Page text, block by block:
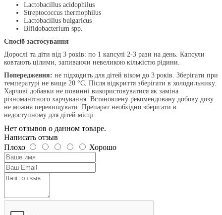
Lactobacillus acidophilus
Streptococcus thermophilus
Lactobacillus bulgaricus
Bifidobacterium spp.
Спосіб застосування
Дорослі та діти від 3 років: по 1 капсулі 2-3 рази на день. Капсули
ковтають цілими, запиваючи невеликою кількістю рідини.
Попередження: не підходить для дітей віком до 3 років. Зберігати при
температурі не вище 20 °C. Після відкриття зберігати в холодильнику.
Харчові добавки не повинні використовуватися як заміна
різноманітного харчування. Встановлену рекомендовану добову дозу
не можна перевищувати. Препарат необхідно зберігати в
недоступному для дітей місці.
Нет отзывов о данном товаре.
Написать отзыв
Плохо
Хорошо